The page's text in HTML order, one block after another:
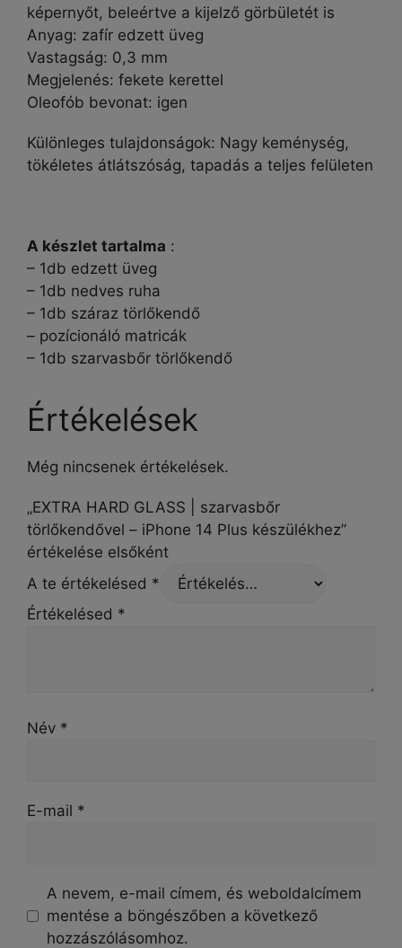
képernyőt, beleértve a kijelző görbületét is
Anyag: zafír edzett üveg
Vastagság: 0,3 mm
Megjelenés: fekete kerettel
Oleofób bevonat: igen
Különleges tulajdonságok: Nagy keménység,
tökéletes átlátszóság, tapadás a teljes felületen
A készlet tartalma :
– 1db edzett üveg
– 1db nedves ruha
– 1db száraz törlőkendő
– pozícionáló matricák
– 1db szarvasbőr törlőkendő
Értékelések
Még nincsenek értékelések.
„EXTRA HARD GLASS | szarvasbőr
törlőkendővel – iPhone 14 Plus készülékhez”
értékelése elsőként
A te értékelésed *
Értékelésed *
Név *
E-mail *
A nevem, e-mail címem, és weboldalcímem
mentése a böngészőben a következő
hozzászólásomhoz.